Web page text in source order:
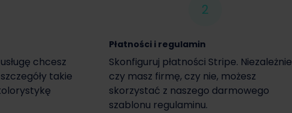
chcesz
takie
2
Płatności i regulamin
Skonfiguruj płatności Stripe. Niezależnie
czy masz firmę, czy nie, możesz
skorzystać z naszego darmowego
szablonu regulaminu.